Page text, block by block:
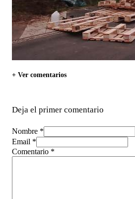
+ Ver comentarios
Deja el primer comentario
Nombre *
Email *
Comentario *